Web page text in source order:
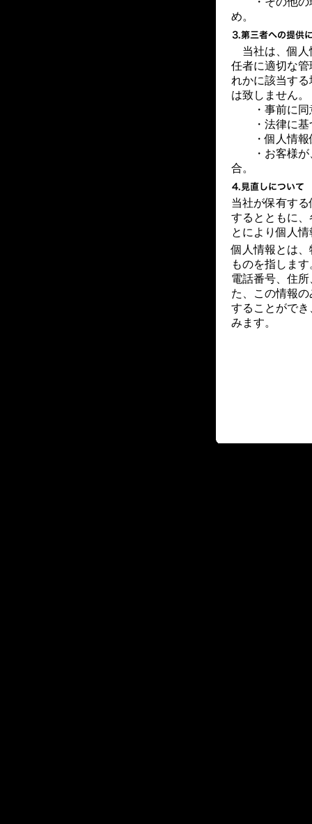
め。
当社は、個人
任者に適切な
れかに該当す
は致しません。
・事前に
・法律に基
・個人情報保
・お客様が、
合。
当社が保有す
するとともに
とにより個人
個人情報とは
ものを指しま
電話番号、住
た、この情報
することがで
みます。